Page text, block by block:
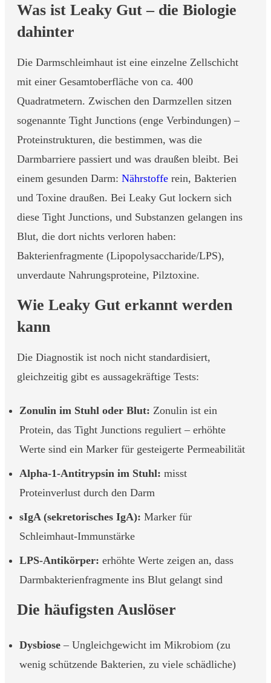
Was ist Leaky Gut – die Biologie
dahinter
Die Darmschleimhaut ist eine einzelne Zellschicht
mit einer Gesamtoberfläche von ca. 400
Quadratmetern. Zwischen den Darmzellen sitzen
sogenannte Tight Junctions (enge Verbindungen) –
Proteinstrukturen, die bestimmen, was die
Darmbarriere passiert und was draußen bleibt. Bei
einem gesunden Darm: Nährstoffe rein, Bakterien
und Toxine draußen. Bei Leaky Gut lockern sich
diese Tight Junctions, und Substanzen gelangen ins
Blut, die dort nichts verloren haben:
Bakterienfragmente (Lipopolysaccharide/LPS),
unverdaute Nahrungsproteine, Pilztoxine.
Wie Leaky Gut erkannt werden
kann
Die Diagnostik ist noch nicht standardisiert,
gleichzeitig gibt es aussagekräftige Tests:
Zonulin im Stuhl oder Blut: Zonulin ist ein
Protein, das Tight Junctions reguliert – erhöhte
Werte sind ein Marker für gesteigerte Permeabilität
Alpha-1-Antitrypsin im Stuhl: misst
Proteinverlust durch den Darm
sIgA (sekretorisches IgA): Marker für
Schleimhaut-Immunstärke
LPS-Antikörper: erhöhte Werte zeigen an, dass
Darmbakterienfragmente ins Blut gelangt sind
Die häufigsten Auslöser
Dysbiose – Ungleichgewicht im Mikrobiom (zu
wenig schützende Bakterien, zu viele schädliche)